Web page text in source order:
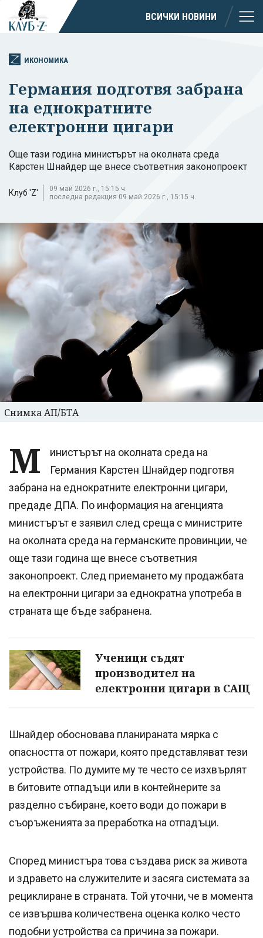
ВСИЧКИ НОВИНИ
ИКОНОМИКА
Германия подготвя забрана
на еднократните
електронни цигари
Още тази година министърът на околната среда
Карстен Шнайдер ще внесе съответния законопроект
Клуб 'Z'
09 май 2026 г., 15:15 ч.
последна редакция 09 май 2026 г., 15:15 ч.
Снимка АП/БТА
М
инистърът на околната среда на
Германия Карстен Шнайдер подготвя
забрана на еднократните електронни цигари,
предаде ДПА. По информация на агенцията
министърът е заявил след среща с министрите
на околната среда на германските провинции, че
още тази година ще внесе съответния
законопроект. След приемането му продажбата
на електронни цигари за еднократна употреба в
страната ще бъде забранена.
Ученици съдят
производител на
електронни цигари в САЩ
Шнайдер обосновава планираната мярка с
опасността от пожари, която представляват тези
устройства. По думите му те често се изхвърлят
в битовите отпадъци или в контейнерите за
разделно събиране, което води до пожари в
съоръженията за преработка на отпадъци.
Според министъра това създава риск за живота
и здравето на служителите и засяга системата за
рециклиране в страната. Той уточни, че в момента
се извършва количествена оценка колко често
подобни устройства са причина за пожари.